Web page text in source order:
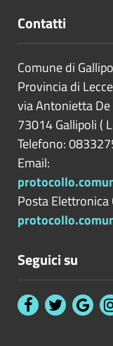
Contatti
Comune di
Provincia di Lecce
via Antonietta De
73014Gallipoli (
Telefono:
Email:
Posta Elettronica
Seguici su